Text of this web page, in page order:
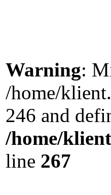
Warning:
/home/
246 and
/home/
line 267